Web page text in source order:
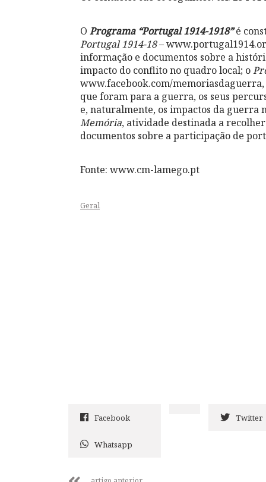
O Programa “Portugal 1914-1918”é
Portugal 1914-18–
informação e documentos sobre a
impacto do conflito no quadro local; o
www.facebook.com/
que foram para a guerra, os seus
e, naturalmente, os impactos da guerra
Memória, atividade destinada a
documentos sobre a participação de
Fonte: www.cm-lamego.pt
Geral
Facebook Twitter
Whatsapp